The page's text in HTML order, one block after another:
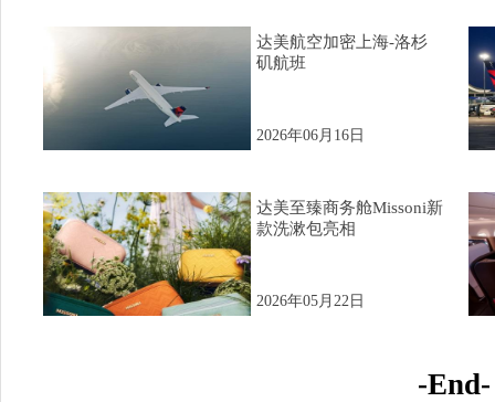
达美航空加密上海-洛杉
矶航班
2026年06月16日
达美至臻商务舱Missoni新
款洗漱包亮相
2026年05月22日
-End-